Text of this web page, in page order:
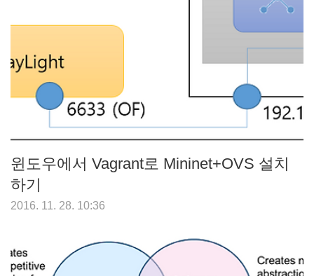
윈도우에서 Vagrant로 Mininet+OVS 설치
하기
2016. 11. 28. 10:36